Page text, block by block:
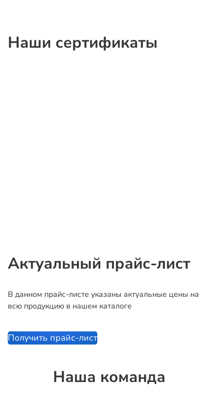
Наши сертификаты
Актуальный прайс-лист
В данном прайс-листе указаны актуальные цены на
всю продукцию в нашем каталоге
Получить прайс-лист
Наша команда